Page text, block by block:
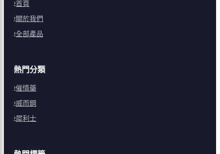
首頁
關於我們
全部產品
熱門分類
催情藥
威而鋼
犀利士